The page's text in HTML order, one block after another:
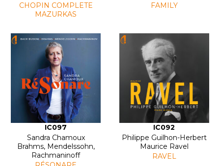
CHOPIN COMPLETE
MAZURKAS
FAMILY
IC097
Sandra Chamoux
Brahms, Mendelssohn,
Rachmaninoff
IC092
Philippe Guilhon-Herbert
Maurice Ravel
RAVEL